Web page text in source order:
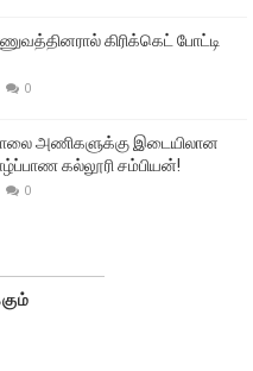
கிரிக்கெட் போட்டி
0
அணிகளுக்கு இடையிலான
கல்லூரி சம்பியன்!
0